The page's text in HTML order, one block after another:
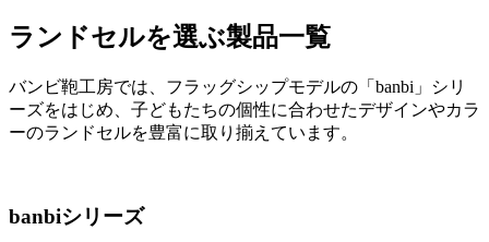
ランドセルを選ぶ製品一覧
バンビ鞄工房では、フラッグシップモデルの「banbi」シリ
ーズをはじめ、子どもたちの個性に合わせたデザインやカラ
ーのランドセルを豊富に取り揃えています。
banbiシリーズ